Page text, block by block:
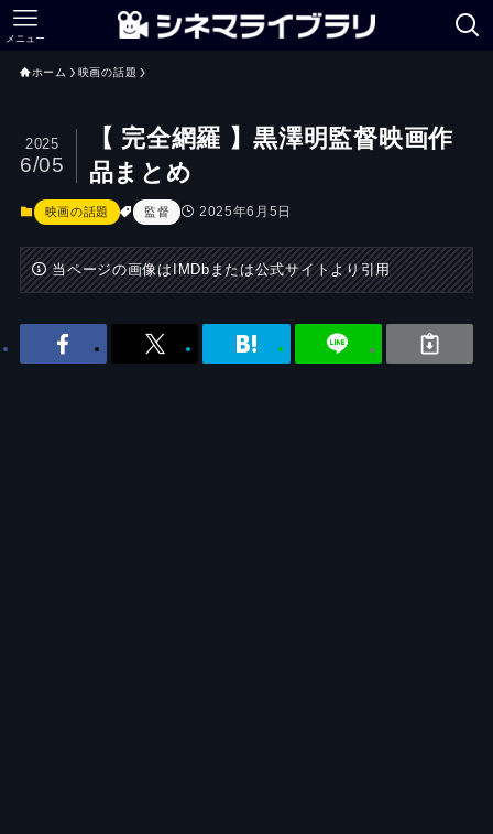
メニュー
ホーム 映画の話題
【 完全網羅 】黒澤明監督映画作
品まとめ
2025
6/05
映画の話題 監督 2025年6月5日
当ページの画像はIMDbまたは公式サイトより引用